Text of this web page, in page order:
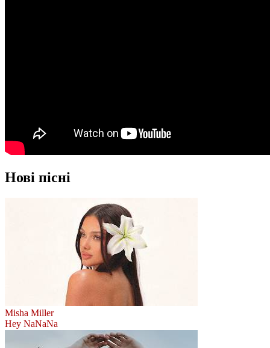
Нові пісні
Misha Miller
Hey NaNaNa